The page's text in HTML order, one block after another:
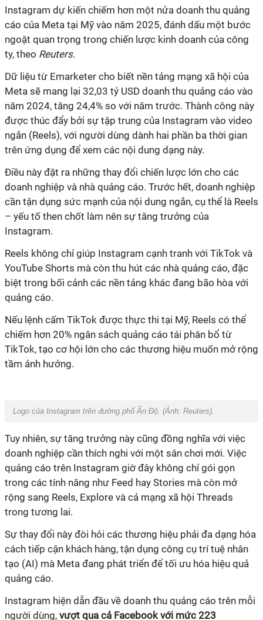
Instagram dự kiến chiếm hơn một nửa doanh thu quảng
cáo của Meta tại Mỹ vào năm 2025, đánh dấu một bước
ngoặt quan trọng trong chiến lược kinh doanh của công
ty, theo Reuters.
Dữ liệu từ Emarketer cho biết nền tảng mạng xã hội của
Meta sẽ mang lại 32,03 tỷ USD doanh thu quảng cáo vào
năm 2024, tăng 24,4% so với năm trước. Thành công này
được thúc đẩy bởi sự tập trung của Instagram vào video
ngắn (Reels), với người dùng dành hai phần ba thời gian
trên ứng dụng để xem các nội dung dạng này.
Điều này đặt ra những thay đổi chiến lược lớn cho các
doanh nghiệp và nhà quảng cáo. Trước hết, doanh nghiệp
cần tận dụng sức mạnh của nội dung ngắn, cụ thể là Reels
– yếu tố then chốt làm nên sự tăng trưởng của
Instagram.
Reels không chỉ giúp Instagram cạnh tranh với TikTok và
YouTube Shorts mà còn thu hút các nhà quảng cáo, đặc
biệt trong bối cảnh các nền tảng khác đang bão hòa với
quảng cáo.
Nếu lệnh cấm TikTok được thực thi tại Mỹ, Reels có thể
chiếm hơn 20% ngân sách quảng cáo tái phân bổ từ
TikTok, tạo cơ hội lớn cho các thương hiệu muốn mở rộng
tầm ảnh hưởng.
Logo của Instagram trên đường phố Ấn Độ. (Ảnh: Reuters).
Tuy nhiên, sự tăng trưởng này cũng đồng nghĩa với việc
doanh nghiệp cần thích nghi với một sân chơi mới. Việc
quảng cáo trên Instagram giờ đây không chỉ gói gọn
trong các tính năng như Feed hay Stories mà còn mở
rộng sang Reels, Explore và cả mạng xã hội Threads
trong tương lai.
Sự thay đổi này đòi hỏi các thương hiệu phải đa dạng hóa
cách tiếp cận khách hàng, tận dụng công cụ trí tuệ nhân
tạo (AI) mà Meta đang phát triển để tối ưu hóa hiệu quả
quảng cáo.
Instagram hiện dẫn đầu về doanh thu quảng cáo trên mỗi
người dùng, vượt qua cả Facebook với mức 223